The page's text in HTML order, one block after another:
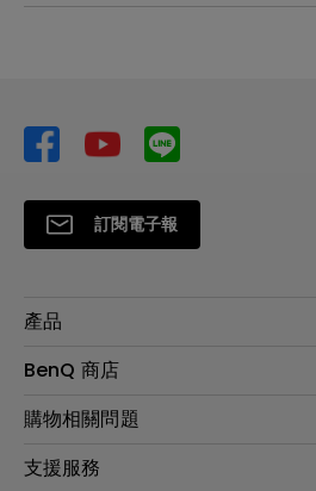
訂閱電子報
產品
大型液晶
投影機
智慧照明
BenQ 商店
最新產品與活動
尋找銷售據點
購物相關問題
第一次購物就上手
支援服務